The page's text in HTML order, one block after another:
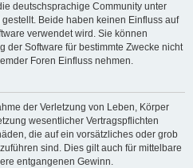
deutschsprachige Community unter
Beide haben keinen Einfluss auf
verwendet wird. Sie können
der Software für bestimmte Zwecke nicht
Foren Einfluss nehmen.
der Verletzung von Leben, Körper
wesentlicher Vertragspflichten
die auf ein vorsätzliches oder grob
sind. Dies gilt auch für mittelbare
entgangenen Gewinn.